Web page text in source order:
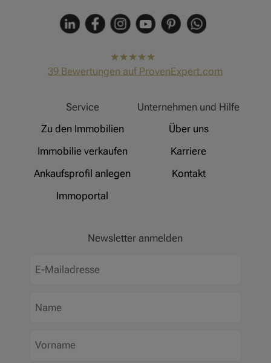
hat4,91
von5
39 Bewertungen auf ProvenExpert.com
Service
Zu den Immobilien
Immobilie verkaufen
Ankaufsprofil anlegen
Immoportal
Unternehmen und Hilfe
Über uns
Karriere
Kontakt
Newsletter anmelden